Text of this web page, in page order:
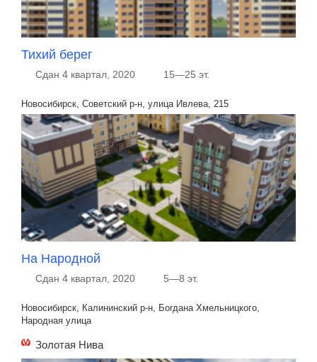
Тихий берег
Сдан 4 квартал, 2020 15—25 эт.
Новосибирск, Советский р-н, улица Ивлева, 215
На Народной
Сдан 4 квартал, 2020 5—8 эт.
Новосибирск, Калининский р-н, Богдана Хмельницкого,
Народная улица
Золотая Нива